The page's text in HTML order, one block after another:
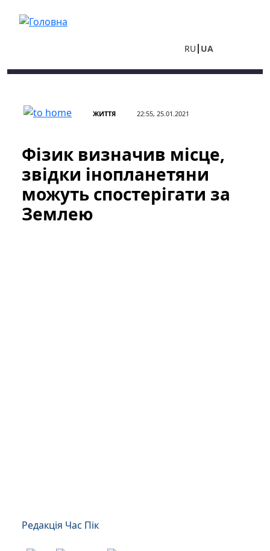
RU UA
ЖИТТЯ 22:55, 25.01.2021
Фізик визначив місце,
звідки інопланетяни
можуть спостерігати за
Землею
Редакція Час Пік